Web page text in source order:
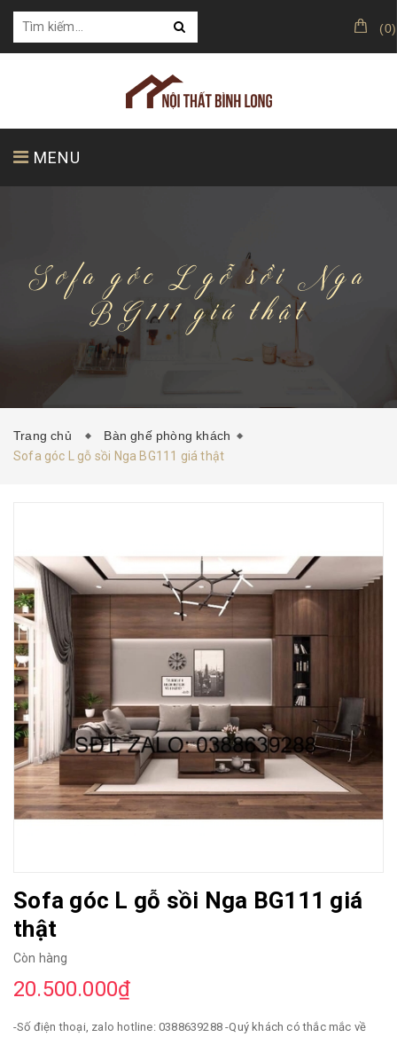
(0)
MENU
KHÁCH HÀNG CỦA CHÚNG TÔI
HƯỚNG DẪN MUA HÀNG
Sofa góc L gỗ sồi Nga
BG111 giá thật
Trang chủ
Bàn ghế phòng khách
Sofa góc L gỗ sồi Nga BG111 giá thật
Sofa góc L gỗ sồi Nga BG111 giá
thật
Còn hàng
20.500.000₫
-Số điện thoại, zalo hotline: 0388639288 -Quý khách có thắc mắc về